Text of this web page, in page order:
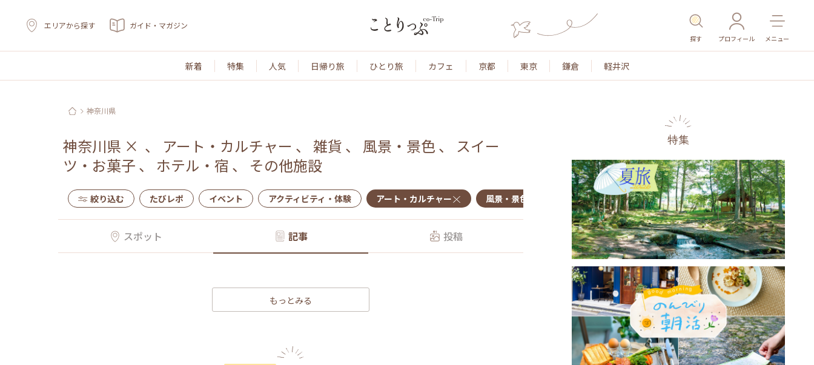
エリアから探す ガイド・マガジン
探す プロフィール メニュー
新着 特集 人気 日帰り旅 ひとり旅 カフェ 京都 東京 鎌倉 軽井沢
神奈川県
神奈川県 × 、 アート・カルチャー 、 雑貨 、 風景・景色 、 スイー
ツ・お菓子 、 ホテル・宿 、 その他施設
絞り込む たびレポ イベント アクティビティ・体験 アート・カルチャー 風景・景色 名所・旧跡 温泉・スパ その他施設 ごはん
スポット 記事 投稿
もっとみる
特集